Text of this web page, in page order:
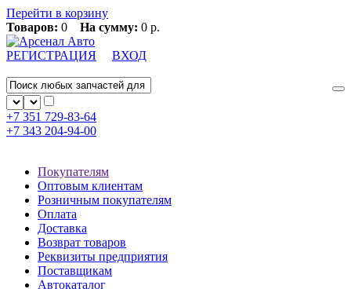
Перейти в корзину
Товаров: 0 На сумму: 0 р.
РЕГИСТРАЦИЯ ВХОД
+7 351 729-83-64
+7 343 204-94-00
Покупателям
Оптовым клиентам
Розничным покупателям
Оплата
Доставка
Возврат товаров
Реквизиты предприятия
Поставщикам
Автокаталог